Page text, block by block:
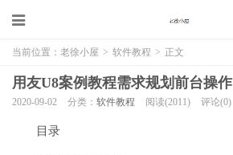
当前位置： 老徐小屋 > 软件教程 > 正文
用友U8案例教程需求规划前台操作
2020-09-02 分类： 软件教程 阅读(2011) 评论(0)
目录